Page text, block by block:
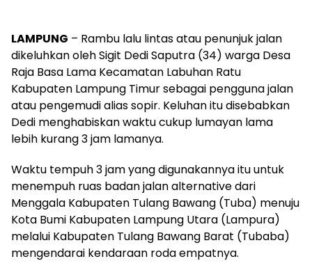
LAMPUNG – Rambu lalu lintas atau penunjuk jalan
dikeluhkan oleh Sigit Dedi Saputra (34) warga Desa
Raja Basa Lama Kecamatan Labuhan Ratu
Kabupaten Lampung Timur sebagai pengguna jalan
atau pengemudi alias sopir. Keluhan itu disebabkan
Dedi menghabiskan waktu cukup lumayan lama
lebih kurang 3 jam lamanya.
Waktu tempuh 3 jam yang digunakannya itu untuk
menempuh ruas badan jalan alternative dari
Menggala Kabupaten Tulang Bawang (Tuba) menuju
Kota Bumi Kabupaten Lampung Utara (Lampura)
melalui Kabupaten Tulang Bawang Barat (Tubaba)
mengendarai kendaraan roda empatnya.